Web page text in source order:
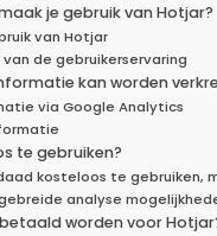
je gebruik van Hotjar?
van Hotjar
de gebruikerservaring
kan worden
via Google Analytics
te gebruiken?
kosteloos te
analyse
worden voor